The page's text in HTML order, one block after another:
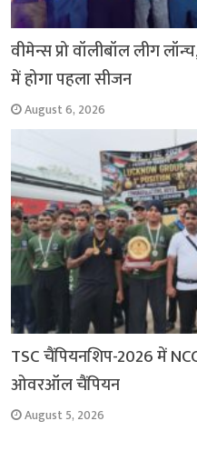
वीमेन्स प्रो वॉलीबॉल लीग
में होगा पहला सीजन
August 6, 2026
TSC चैंपियनशिप-2026 में
ओवरऑल चैंपियन
August 5, 2026